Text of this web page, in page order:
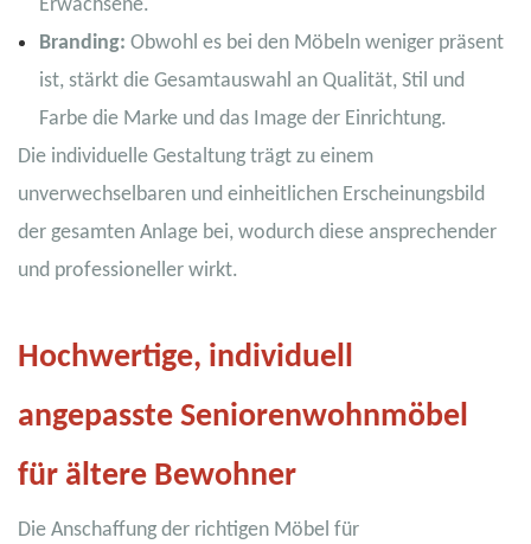
Erwachsene.
Branding: Obwohl es bei den Möbeln weniger präsent
ist, stärkt die Gesamtauswahl an Qualität, Stil und
Farbe die Marke und das Image der Einrichtung.
Die individuelle Gestaltung trägt zu einem
unverwechselbaren und einheitlichen Erscheinungsbild
der gesamten Anlage bei, wodurch diese ansprechender
und professioneller wirkt.
Hochwertige, individuell
angepasste Seniorenwohnmöbel
für ältere Bewohner
Die Anschaffung der richtigen Möbel für